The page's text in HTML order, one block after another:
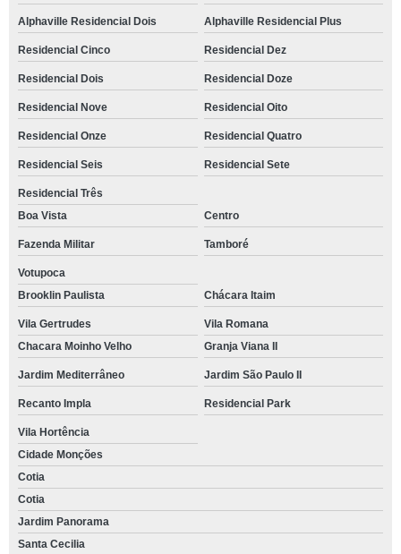
Alphaville Residencial Dois Alphaville Residencial Plus
Residencial Cinco Residencial Dez
Residencial Dois Residencial Doze
Residencial Nove Residencial Oito
Residencial Onze Residencial Quatro
Residencial Seis Residencial Sete
Residencial Três
Boa Vista
Centro
Fazenda Militar Tamboré
Votupoca
Brooklin Paulista
Chácara Itaim
Vila Gertrudes
Vila Romana
Chacara Moinho Velho
Granja Viana II
Jardim Mediterrâneo Jardim São Paulo II
Recanto Impla Residencial Park
Vila Hortência
Cidade Monções
Cotia
Cotia
Jardim Panorama
Santa Cecilia